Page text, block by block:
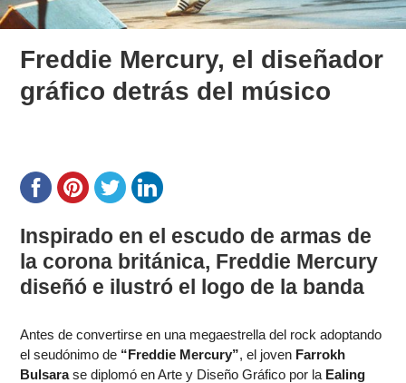
Freddie Mercury, el diseñador
gráfico detrás del músico
Inspirado en el escudo de armas de
la corona británica, Freddie Mercury
diseñó e ilustró el logo de la banda
Antes de convertirse en una megaestrella del rock adoptando
el seudónimo de “Freddie Mercury”, el joven Farrokh
Bulsarase diplomó en Arte y Diseño Gráfico por la Ealing